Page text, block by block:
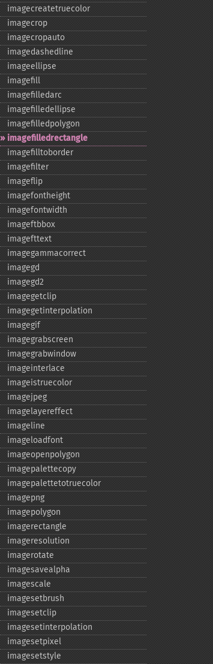
imagecreatetruecolor
imagecrop
imagecropauto
imagedashedline
imageellipse
imagefill
imagefilledarc
imagefilledellipse
imagefilledpolygon
imagefilledrectangle
imagefilltoborder
imagefilter
imageflip
imagefontheight
imagefontwidth
imageftbbox
imagefttext
imagegammacorrect
imagegd
imagegd2
imagegetclip
imagegetinterpolation
imagegif
imagegrabscreen
imagegrabwindow
imageinterlace
imageistruecolor
imagejpeg
imagelayereffect
imageline
imageloadfont
imageopenpolygon
imagepalettecopy
imagepalettetotruecolor
imagepng
imagepolygon
imagerectangle
imageresolution
imagerotate
imagesavealpha
imagescale
imagesetbrush
imagesetclip
imagesetinterpolation
imagesetpixel
imagesetstyle